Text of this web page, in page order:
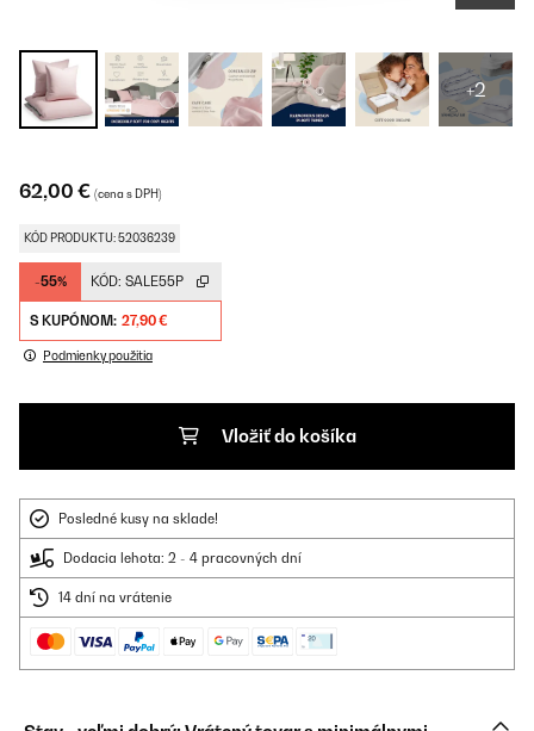
+2
62,00 € (cena s DPH)
KÓD PRODUKTU: 52036239
-55% KÓD: SALE55P
S KUPÓNOM: 27,90 €
Podmienky použitia
Vložiť do košíka
Posledné kusy na sklade!
Dodacia lehota: 2 - 4 pracovných dní
14 dní na vrátenie